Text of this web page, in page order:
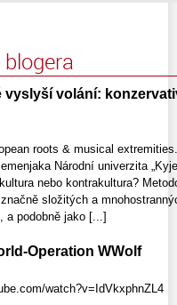
vyslyší volání:
roots & musical
Národní univerzita
nebo kontrakultura?
složitých a
a podobně jako [...]
Operation WWolf
watch?v=IdVkxphnZL4